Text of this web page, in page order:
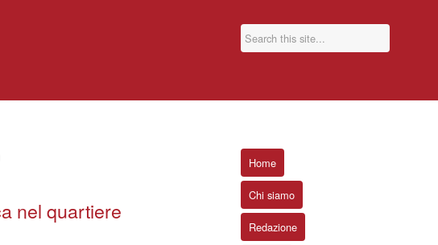
nel quartiere
Home
Chi siamo
Redazione